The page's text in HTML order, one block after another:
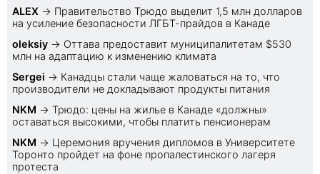
ALEX → Правительство Трюдо выделит 1,5 млн долларов
на усиление безопасности ЛГБТ-прайдов в Канаде
oleksiy → Оттава предоставит муниципалитетам $530
млн на адаптацию к изменению климата
Sеrgei → Канадцы стали чаще жаловаться на то, что
производители не докладывают продукты питания
NKM → Трюдо: цены на жилье в Канаде «должны»
оставаться высокими, чтобы платить пенсионерам
NKM → Церемония вручения дипломов в Университете
Торонто пройдет на фоне пропалестинского лагеря
протеста